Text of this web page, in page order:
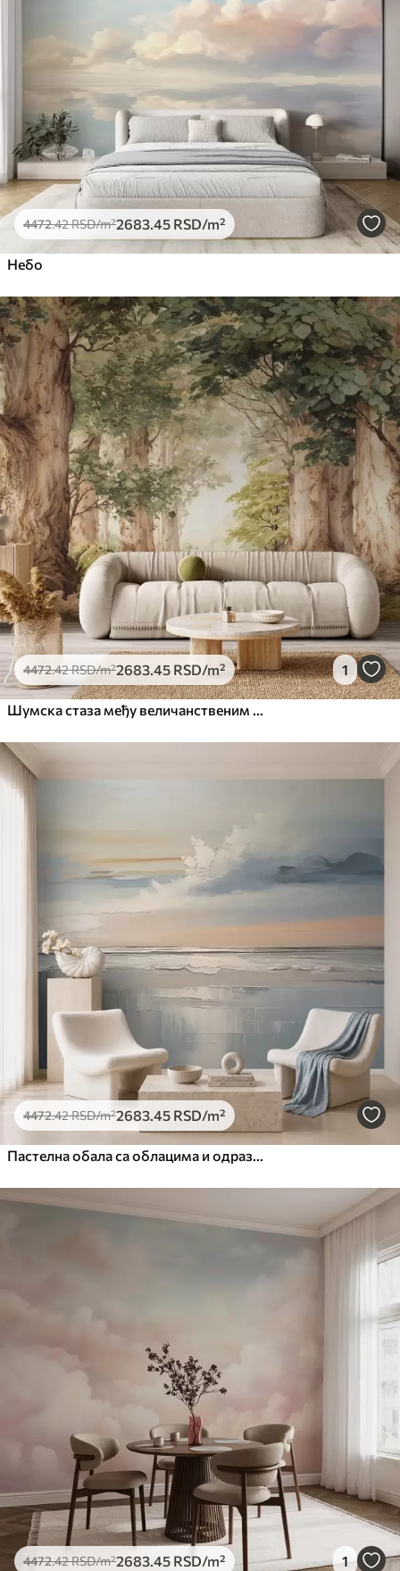
4472.42RSD/m²2683.45 RSD/m²
Небо
4472.42RSD/m²2683.45 RSD/m² 1
Шумска стаза међу величанственим дрвећем у акварелном стилу
4472.42RSD/m²2683.45 RSD/m²
Пастелна обала са облацима и одразом воде
4472.42RSD/m²2683.45 RSD/m² 1